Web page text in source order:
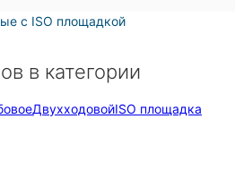
с ISO площадкой
в категории
ДвухходовойISO площадка